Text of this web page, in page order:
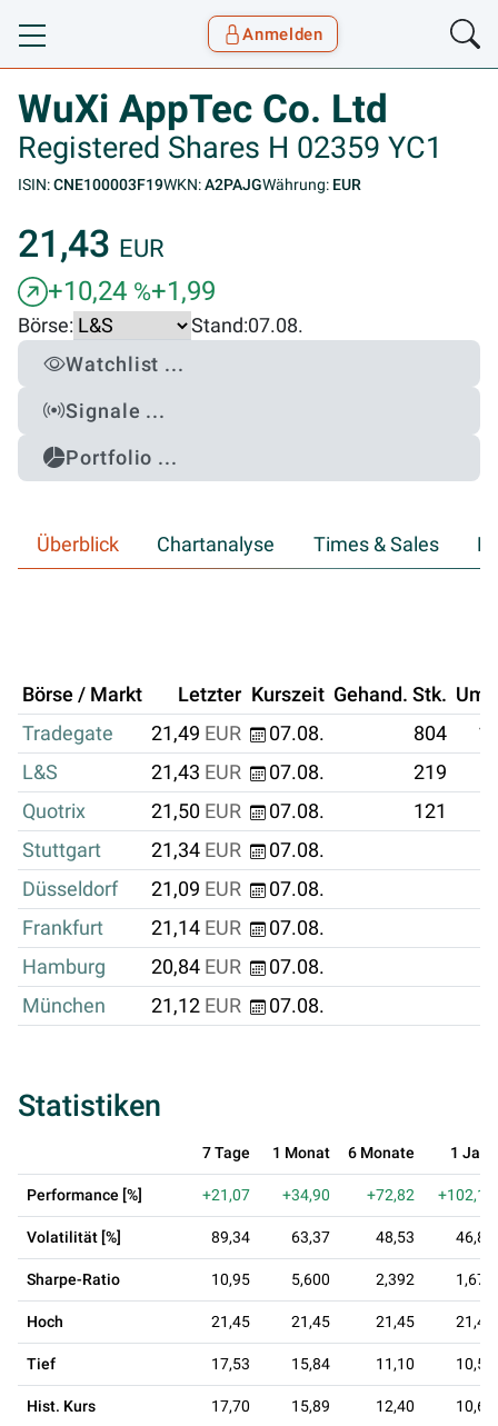
Toggle navigation
Anmelden
WuXi AppTec Co. Ltd
Registered Shares H 02359 YC1
ISIN:CNE100003F19WKN:A2PAJGWährung: EUR
21,43 EUR
+10,24 %+1,99
Börse: Stand:07.08.
Watchlist ...
Signale ...
Portfolio ...
Überblick Chartanalyse Times & Sales
Börse / Markt Letzter Kurszeit Gehand. Stk.
Tradegate
21,49 EUR 07.08. 804
L&S
21,43 EUR 07.08. 219
Quotrix
21,50 EUR 07.08. 121
Stuttgart
21,34 EUR
07.08.
Düsseldorf
21,09 EUR
07.08.
Frankfurt
21,14 EUR
07.08.
Hamburg
20,84 EUR
07.08.
München
21,12 EUR 07.08.
Statistiken
7 Tage 1 Monat 6 Monate 1 Jahr
Performance [%] +21,07 +34,90 +72,82 +102,17
Volatilität [%] 89,34 63,37 48,53 46,86
Sharpe-Ratio 10,95 5,600 2,392 1,675
Hoch 21,45 21,45 21,45 21,45
Tief 17,53 15,84 11,10 10,50
Hist. Kurs 17,70 15,89 12,40 10,60